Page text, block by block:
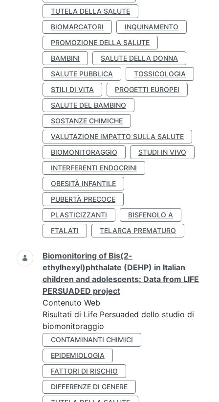
TUTELA DELLA SALUTE
BIOMARCATORI
INQUINAMENTO
PROMOZIONE DELLA SALUTE
BAMBINI
SALUTE DELLA DONNA
SALUTE PUBBLICA
TOSSICOLOGIA
STILI DI VITA
PROGETTI EUROPEI
SALUTE DEL BAMBINO
SOSTANZE CHIMICHE
VALUTAZIONE IMPATTO SULLA SALUTE
BIOMONITORAGGIO
STUDI IN VIVO
INTERFERENTI ENDOCRINI
OBESITÀ INFANTILE
PUBERTÀ PRECOCE
PLASTICIZZANTI
BISFENOLO A
FTALATI
TELARCA PREMATURO
Biomonitoring of Bis(2-
ethylhexyl)phthalate (DEHP) in Italian
children and adolescents: Data from LIFE
PERSUADED project
Contenuto Web
Risultati di Life Persuaded dello studio di
biomonitoraggio
CONTAMINANTI CHIMICI
EPIDEMIOLOGIA
FATTORI DI RISCHIO
DIFFERENZE DI GENERE